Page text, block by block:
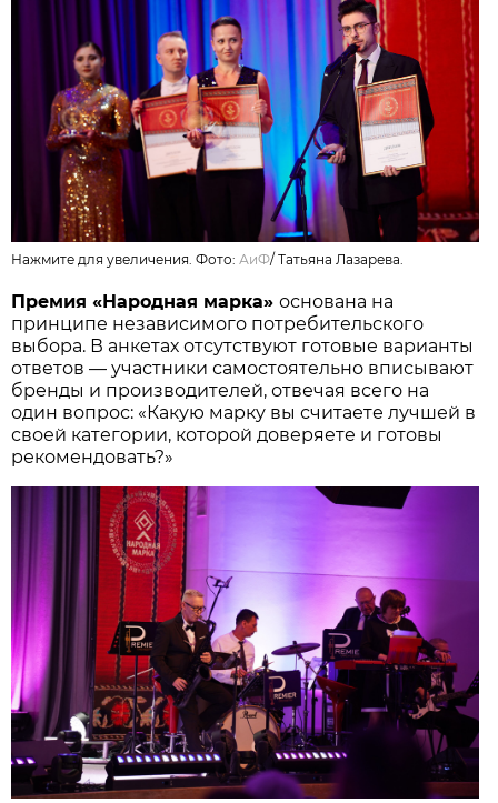
Нажмите для увеличения. Фото:АиФ/Татьяна Лазарева.
Премия «Народная марка»основана на
принципе независимого потребительского
выбора. В анкетах отсутствуют готовые варианты
ответов — участники самостоятельно вписывают
бренды и производителей, отвечая всего на
один вопрос: «Какую марку вы считаете лучшей в
своей категории, которой доверяете и готовы
рекомендовать?»